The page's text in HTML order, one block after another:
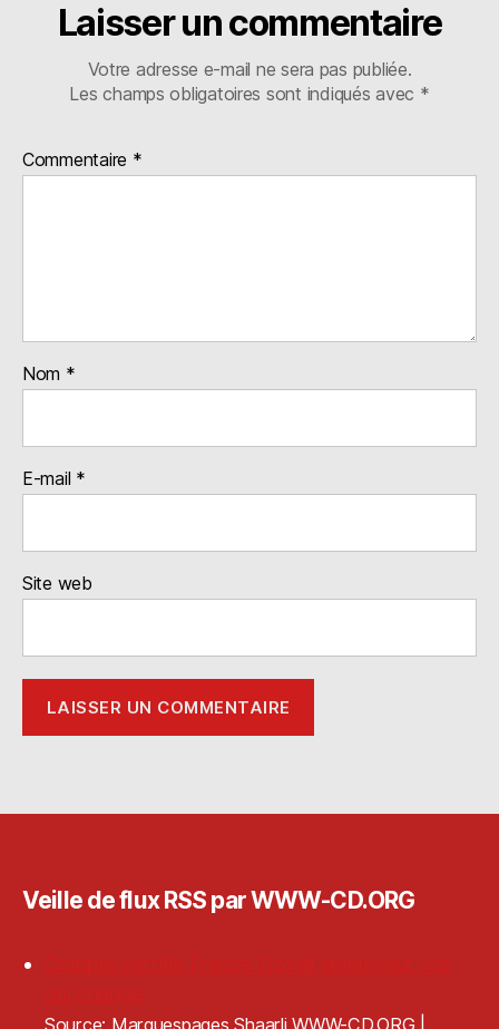
Laisser un commentaire
Votre adresse e-mail ne sera pas publiée.
Les champs obligatoires sont indiqués avec *
Commentaire *
Nom *
E-mail *
Site web
Veille de flux RSS par WWW-CD.ORG